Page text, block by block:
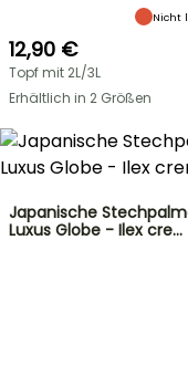
Nicht
12,90 €
Topf mit 2L/3L
Erhältlich in 2 Größen
Japanische
Luxus Globe - Ilex cre…